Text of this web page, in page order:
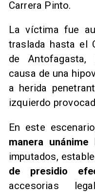
Carrera Pinto.
​La víctima fue
traslada hasta el
de
causa de una
a herida
izquierdo
En este
manera unánime
imputados,
de presidio
accesorias